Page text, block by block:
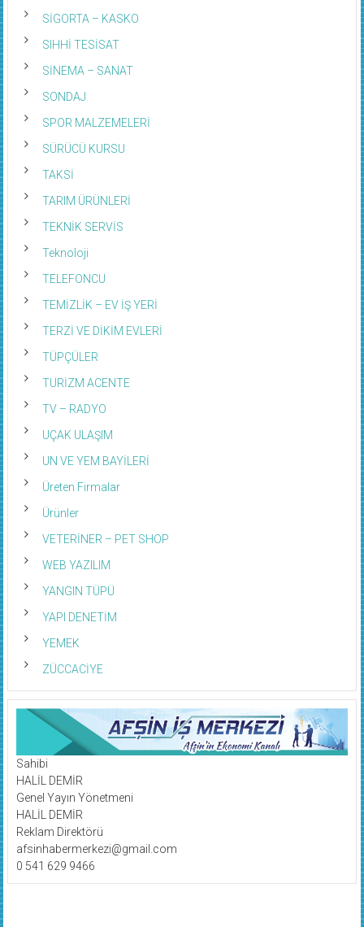
SİGORTA – KASKO
SIHHİ TESİSAT
SİNEMA – SANAT
SONDAJ
SPOR MALZEMELERİ
SÜRÜCÜ KURSU
TAKSİ
TARIM ÜRÜNLERİ
TEKNİK SERVİS
Teknoloji
TELEFONCU
TEMİZLİK – EV İŞ YERİ
TERZİ VE DİKİM EVLERİ
TÜPÇÜLER
TURİZM ACENTE
TV – RADYO
UÇAK ULAŞIM
UN VE YEM BAYİLERİ
Üreten Firmalar
Ürünler
VETERİNER – PET SHOP
WEB YAZILIM
YANGIN TÜPÜ
YAPI DENETİM
YEMEK
ZÜCCACİYE
Sahibi
HALİL DEMİR
Genel Yayın Yönetmeni
HALİL DEMİR
Reklam Direktörü
afsinhabermerkezi@gmail.com
0 541 629 9466